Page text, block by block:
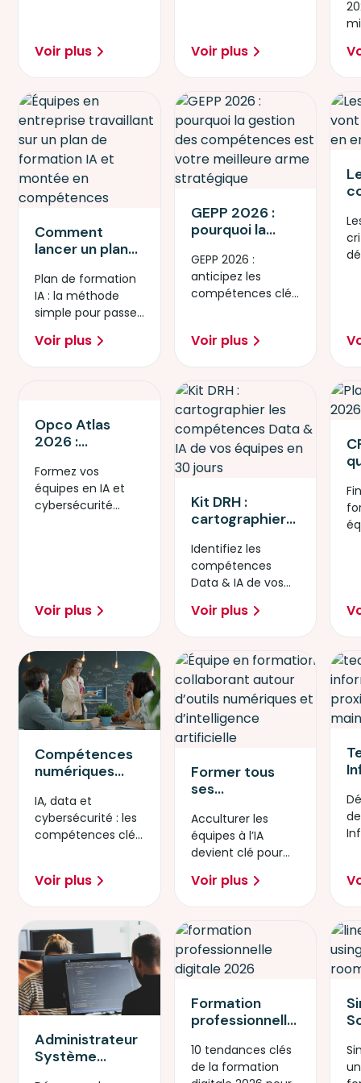
Voir plus Voir plus
?
Comment
lancer un plan
en 90 jours : la
méthode étape
par étape
Plan de formation
IA : la méthode
simple pour passer
Voir plus
GEPP 2026 :
pourquoi la
compétences
est votre
meilleure arme
GEPP 2026 :
anticipez les
compétences clés
entreprise.
Voir plus
Opco Atlas
2026 :
transition IA et
Cybersécurité
avec Simplon
Formez vos
équipes en IA et
cybersécurité
Voir plus
Kit DRH :
cartographier
compétences
Data & IA de
vos équipes en
30 jours
Identifiez les
compétences
Data & IA de vos
jours.
Voir plus
Compétences
numériques
2026 : IA, data
ou
cybersécurité ?
IA, data et
cybersécurité : les
compétences clés
numérique en
2026.
Voir plus
Former tous
ses
à l’IA : pourquoi
l’acculturation
devient
stratégique en
2026
Acculturer les
équipes à l’IA
devient clé pour
les usages et
rester compétitif.
Voir plus
Administrateur
Système
Formation
professionnelle
2026 : 10
tendances qui
10 tendances clés
de la formation